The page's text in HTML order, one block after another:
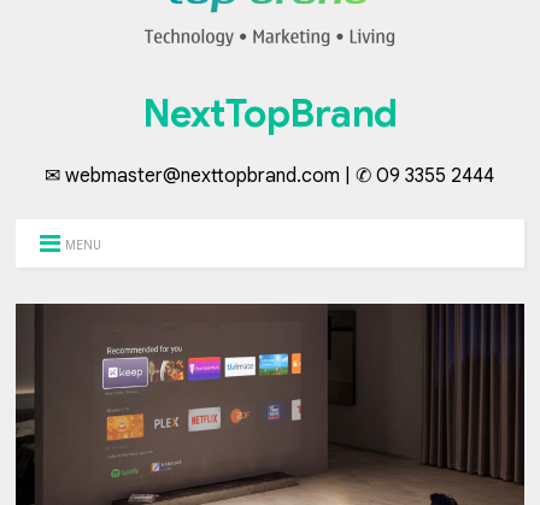
NextTopBrand
✉ webmaster@nexttopbrand.com | ✆ 09 3355 2444
MENU